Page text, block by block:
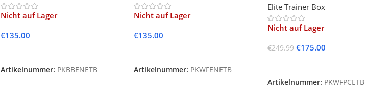
Nicht auf Lager
€135.00
Artikelnummer: PKBBENETB
Nicht auf Lager
€135.00
Artikelnummer: PKWFENETB
Elite Trainer Box
Nicht auf Lager
€249.99 €175.00
Artikelnummer: PKWFPCETB